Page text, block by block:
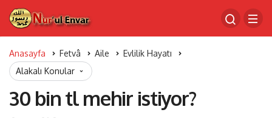
Anasayfa Fetvâ Aile
Evlilik Hayatı
Alakalı Konular
30 bin tl mehir istiyor?